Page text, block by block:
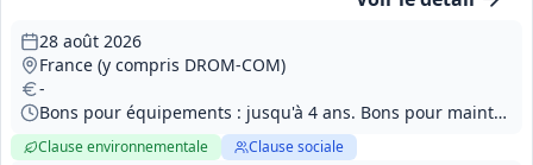
28 août 2026
France (y compris DROM‑COM)
-
Bons pour équipements : jusqu'à 4 ans. Bons pour maintenance et accessoires : jusqu'à 9 ans depuis la mise en service (maintenance annuelle renouvelable).
Clause environnementale Clause sociale